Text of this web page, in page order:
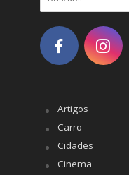
Artigos
Carro
Cidades
Cinema